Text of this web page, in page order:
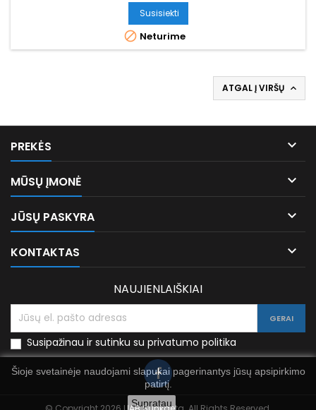
Susisiekti
 Neturime
ATGAL Į VIRŠŲ 
PREKĖS 
MŪSŲ ĮMONĖ 
JŪSŲ PASKYRA 
KONTAKTAS 
Šioje svetainėje naudojami slapukai pagerinantys jūsų apsipirkimo
patirtį.
Supratau
NAUJIENLAIŠKIAI
Susipažinau ir sutinku su privatumo politika